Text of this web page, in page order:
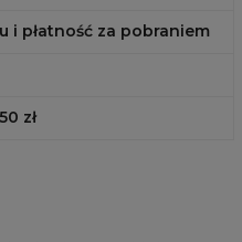
i płatność za pobraniem
zł